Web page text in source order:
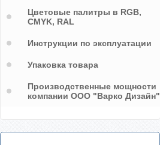
Цветовые палитры в RGB,
CMYK, RAL
Инструкции по эксплуатации
Упаковка товара
Производственные мощности
компании ООО "Варко Дизайн"